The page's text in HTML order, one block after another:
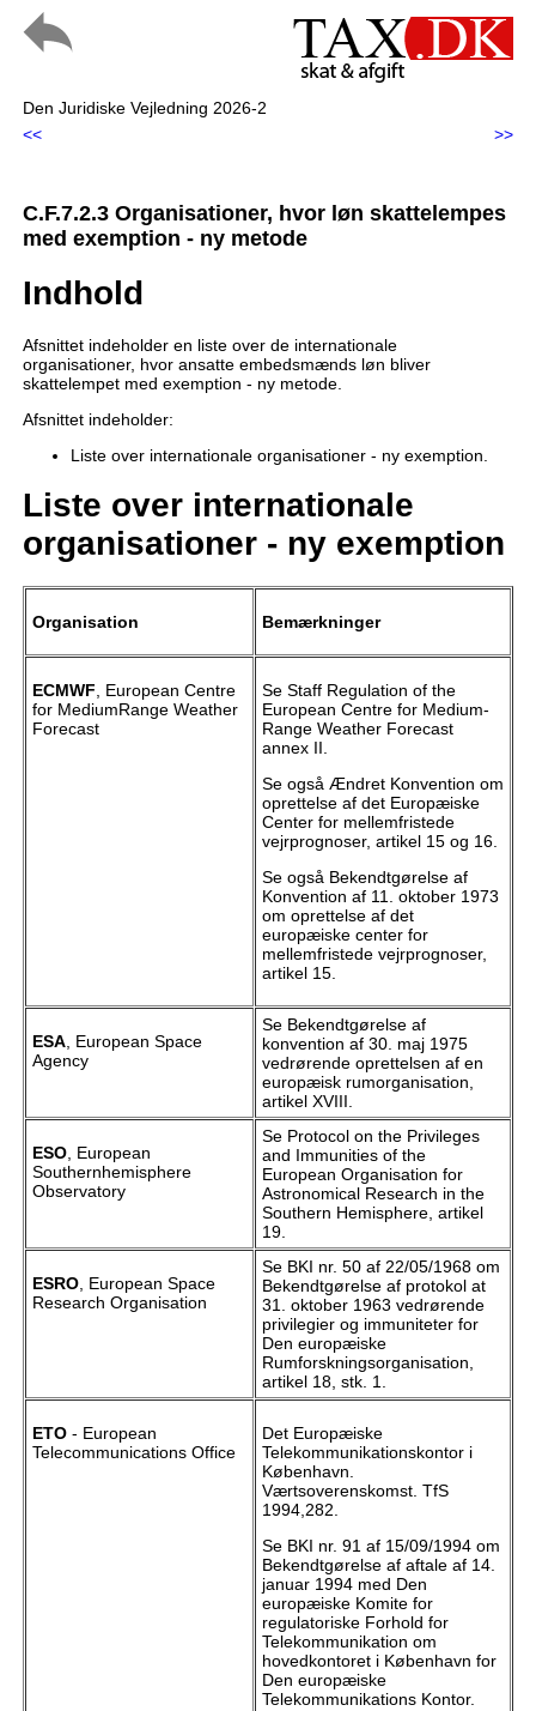
Den Juridiske Vejledning 2026-2
<<
>>
C.F.7.2.3 Organisationer, hvor løn skattelempes
med exemption - ny metode
Indhold
Afsnittet indeholder en liste over de internationale
organisationer, hvor ansatte embedsmænds løn bliver
skattelempet med exemption - ny metode.
Afsnittet indeholder:
Liste over internationale organisationer - ny exemption.
Liste over internationale
organisationer - ny exemption
Organisation Bemærkninger
ECMWF , European Centre
for MediumRange Weather
Forecast
Se Staff Regulation of the
European Centre for Medium-
Range Weather Forecast
annex II.
Se også Ændret Konvention om
oprettelse af det Europæiske
Center for mellemfristede
vejrprognoser, artikel 15 og 16.
Se også Bekendtgørelse af
Konvention af 11. oktober 1973
om oprettelse af det
europæiske center for
mellemfristede vejrprognoser,
artikel 15.
ESA, European Space
Agency
Se Bekendtgørelse af
konvention af 30. maj 1975
vedrørende oprettelsen af en
europæisk rumorganisation,
artikel XVIII.
ESO, European
Southernhemisphere
Observatory
Se Protocol on the Privileges
and Immunities of the
European Organisation for
Astronomical Research in the
Southern Hemisphere, artikel
19.
ESRO, European Space
Research Organisation
Se BKI nr. 50 af 22/05/1968 om
Bekendtgørelse af protokol at
31. oktober 1963 vedrørende
privilegier og immuniteter for
Den europæiske
Rumforskningsorganisation,
artikel 18, stk. 1.
ETO- European
Telecommunications Office
Det Europæiske
Telekommunikationskontor i
København.
Værtsoverenskomst. TfS
1994,282.
Se BKI nr. 91 af 15/09/1994 om
Bekendtgørelse af aftale af 14.
januar 1994 med Den
europæiske Komite for
regulatoriske Forhold for
Telekommunikation om
hovedkontoret i København for
Den europæiske
Telekommunikations Kontor.